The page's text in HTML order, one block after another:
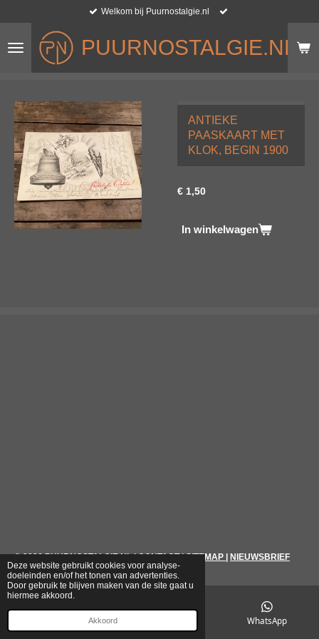
Deze website gebruikt cookies voor analyse-
doeleinden en/of het tonen van advertenties.
Door gebruik te blijven maken van de site gaat u
hiermee akkoord.
Akkoord
naar
hoofdinhoud
PUURNOSTALGIE.NL
Welkom bij Puurnostalgie.nl
ANTIEKE
PAASKAART MET
KLOK, BEGIN 1900
€ 1,50
In winkelwagen
© 2026 PUURNOSTALGIE.NL|CONTACT|SITEMAP NIEUWSBRIEF
WhatsApp